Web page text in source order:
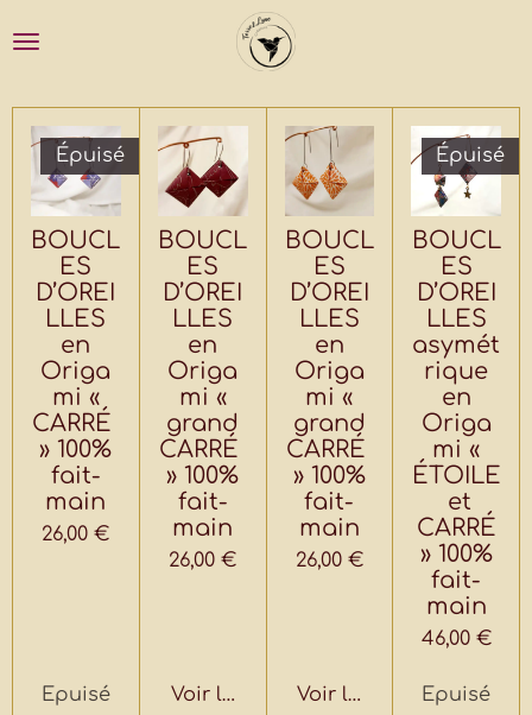
au
principal
Épuisé
BOUCL
ES
D’OREI
LLES
en
Origa
mi «
CARRÉ
» 100%
fait-
main
26,00 €
Épuisé
BOUCL
ES
D’OREI
LLES
en
Origa
mi «
grand
CARRÉ
» 100%
fait-
main
26,00 €
Voir les détails
BOUCL
ES
D’OREI
LLES
en
Origa
mi «
grand
CARRÉ
» 100%
fait-
main
26,00 €
Voir les détails
Épuisé
BOUCL
ES
D’OREI
LLES
asymét
rique
en
Origa
mi «
ÉTOILE
et
CARRÉ
» 100%
fait-
main
46,00 €
Épuisé